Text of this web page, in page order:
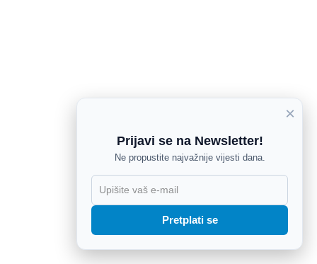
×
Prijavi se na Newsletter!
Ne propustite najvažnije vijesti dana.
Pretplati se